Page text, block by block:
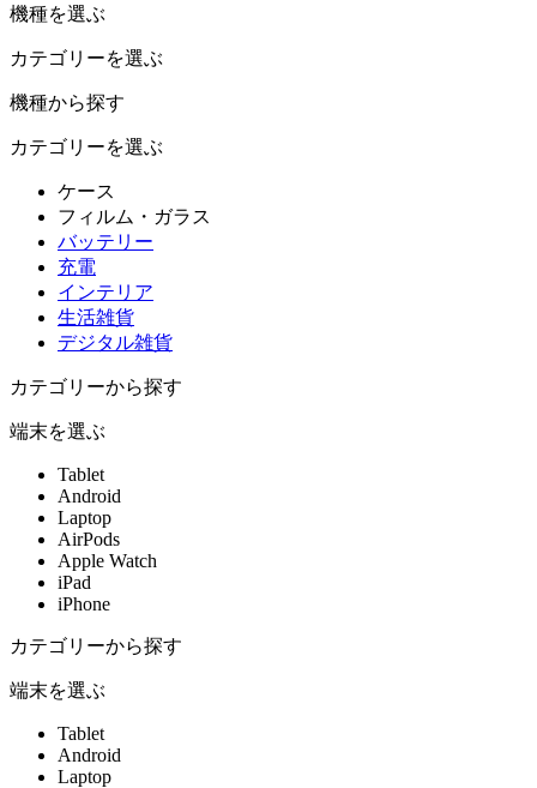
機種を選ぶ
カテゴリーを選ぶ
機種から探す
カテゴリーを選ぶ
ケース
フィルム・ガラス
バッテリー
充電
インテリア
生活雑貨
デジタル雑貨
カテゴリーから探す
端末を選ぶ
Tablet
Android
Laptop
AirPods
Apple Watch
iPad
iPhone
カテゴリーから探す
端末を選ぶ
Tablet
Android
Laptop